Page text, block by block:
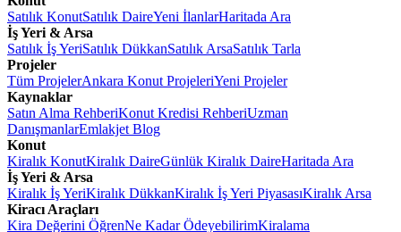
Satılık KonutSatılık DaireYeni İlanlarHaritada Ara
İş Yeri & Arsa
Satılık İş YeriSatılık DükkanSatılık ArsaSatılık Tarla
Projeler
Tüm ProjelerAnkara Konut ProjeleriYeni Projeler
Kaynaklar
Satın Alma RehberiKonut Kredisi RehberiUzman
DanışmanlarEmlakjet Blog
Konut
Kiralık KonutKiralık DaireGünlük Kiralık DaireHaritada Ara
İş Yeri & Arsa
Kiralık İş YeriKiralık DükkanKiralık İş Yeri PiyasasıKiralık Arsa
Kiracı Araçları
Kira Değerini ÖğrenNe Kadar ÖdeyebilirimKiralama